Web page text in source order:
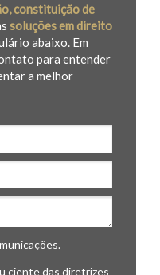
constituição de
soluções em direito
abaixo. Em
para entender
a melhor
ciente das diretrizes